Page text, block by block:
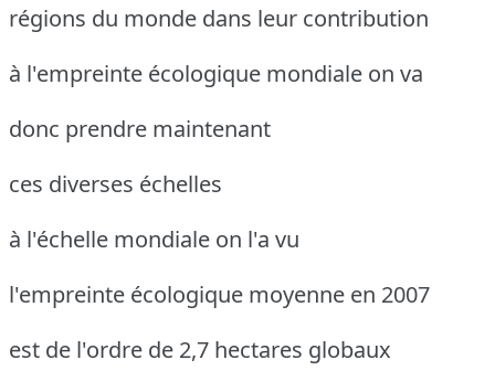
régions du monde dans leur contribution
à l'empreinte écologique mondiale on va
donc prendre maintenant
ces diverses échelles
à l'échelle mondiale on l'a vu
l'empreinte écologique moyenne en 2007
est de l'ordre de 2,7 hectares globaux